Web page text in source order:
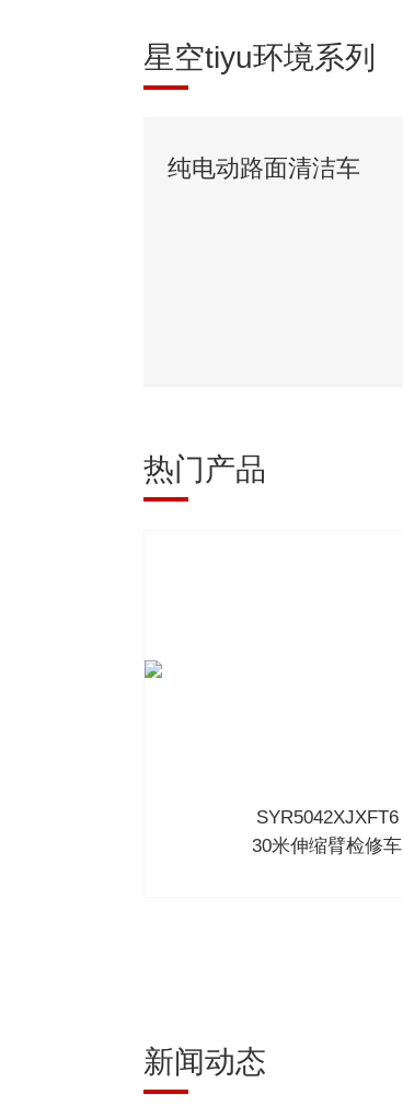
星空tiyu环境系列
纯电动路面清洁车
热门产品
SYR5042XJXFT6
30米伸缩臂检修车
新闻动态